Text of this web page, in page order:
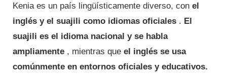
Kenia es un país lingüísticamente diverso, con el
inglés y el suajili como idiomas oficiales . El
suajili es el idioma nacional y se habla
ampliamente , mientras que el inglés se usa
comúnmente en entornos oficiales y educativos.